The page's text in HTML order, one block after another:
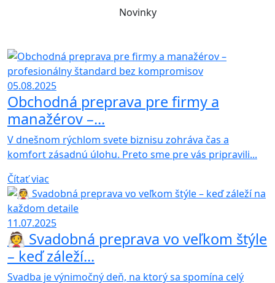
Novinky
05.08.2025
Obchodná preprava pre firmy a
manažérov –...
V dnešnom rýchlom svete biznisu zohráva čas a
komfort zásadnú úlohu. Preto sme pre vás pripravili...
Čítať viac
11.07.2025
👰 Svadobná preprava vo veľkom štýle
– keď záleží...
Svadba je výnimočný deň, na ktorý sa spomína celý